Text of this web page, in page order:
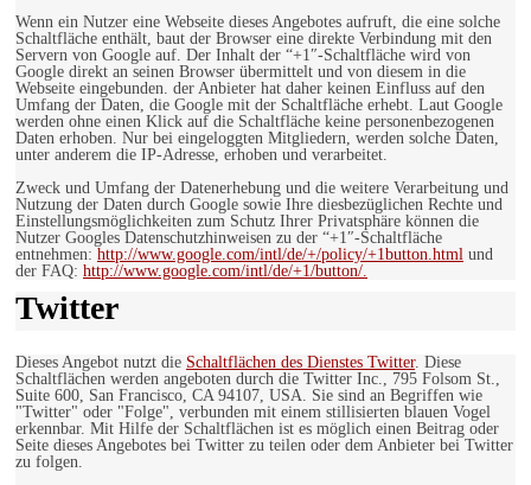
Wenn ein Nutzer eine Webseite dieses Angebotes aufruft, die eine solche
Schaltfläche enthält, baut der Browser eine direkte Verbindung mit den
Servern von Google auf. Der Inhalt der “+1″-Schaltfläche wird von
Google direkt an seinen Browser übermittelt und von diesem in die
Webseite eingebunden. der Anbieter hat daher keinen Einfluss auf den
Umfang der Daten, die Google mit der Schaltfläche erhebt. Laut Google
werden ohne einen Klick auf die Schaltfläche keine personenbezogenen
Daten erhoben. Nur bei eingeloggten Mitgliedern, werden solche Daten,
unter anderem die IP-Adresse, erhoben und verarbeitet.
Zweck und Umfang der Datenerhebung und die weitere Verarbeitung und
Nutzung der Daten durch Google sowie Ihre diesbezüglichen Rechte und
Einstellungsmöglichkeiten zum Schutz Ihrer Privatsphäre können die
Nutzer Googles Datenschutzhinweisen zu der “+1″-Schaltfläche
entnehmen: http://www.google.com/intl/de/+/policy/+1button.html und
der FAQ: http://www.google.com/intl/de/+1/button/.
Twitter
Dieses Angebot nutzt die Schaltflächen des Dienstes Twitter. Diese
Schaltflächen werden angeboten durch die Twitter Inc., 795 Folsom St.,
Suite 600, San Francisco, CA 94107, USA. Sie sind an Begriffen wie
"Twitter" oder "Folge", verbunden mit einem stillisierten blauen Vogel
erkennbar. Mit Hilfe der Schaltflächen ist es möglich einen Beitrag oder
Seite dieses Angebotes bei Twitter zu teilen oder dem Anbieter bei Twitter
zu folgen.